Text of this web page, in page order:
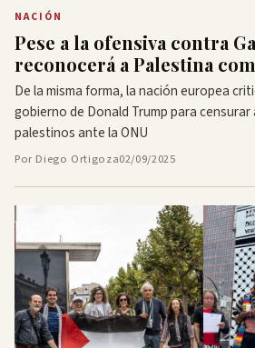
NACIÓN
Pese a la ofensiva contra
reconocerá a Palestina
De la misma forma, la nación europea
gobierno de Donald Trump para
palestinos ante la ONU
Por Diego Ortigoza02/09/2025